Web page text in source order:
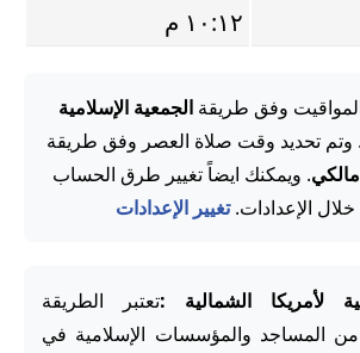
١٠:١٢ م
وفق طريقةالجمعية الإسلامية
. وتم تحديد وقت صلاة العصر وفق طريقة
. ويمكنك ايضاً تغيير طرق الحساب
الإعدادات.تغيير الإعدادات
لأمريكا الشمالية :تعتبر الطريقة
من المساجد والمؤسسات الإسلامية في